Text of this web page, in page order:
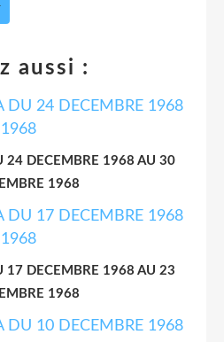
aussi :
24 DECEMBRE 1968 AU 30
1968
17 DECEMBRE 1968 AU 23
1968